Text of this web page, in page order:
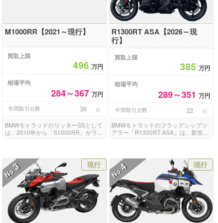
M1000RR【2021～現行】
買取上限
496万円
相場平均
284～367万円
年間取引台数 38 台
BMWモトラッドのリッターSSとして
は、2010年から「S1000RR」がラ...
R1300RT ASA【2026～現
行】
買取上限
385 万円
相場平均
289～351 万円
年間取引台数 22 台
BMWモトラッドのフラッグシップツ
アラー「R1300RT ASA」は、新世...
No
3 現行
No
4 現行